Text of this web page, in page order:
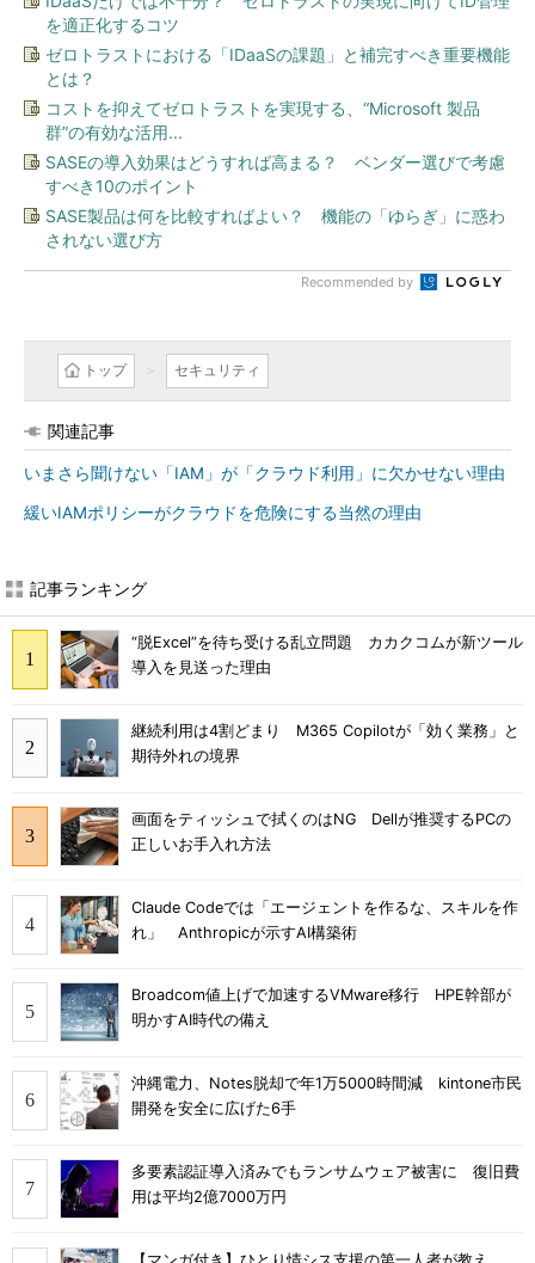
を適正化するコツ
ゼロトラストにおける「IDaaSの課題」と補完すべき重要機能
とは？
コストを抑えてゼロトラストを実現する、“Microsoft 製品
群”の有効な活用...
SASEの導入効果はどうすれば高まる？ ベンダー選びで考慮
すべき10のポイント
SASE製品は何を比較すればよい？ 機能の「ゆらぎ」に惑わ
されない選び方
Recommended by
トップ セキュリティ
関連記事
いまさら聞けない「IAM」が「クラウド利用」に欠かせない理由
緩いIAMポリシーがクラウドを危険にする当然の理由
記事ランキング
“脱Excel”を待ち受ける乱立問題 カカクコムが新ツール
導入を見送った理由
継続利用は4割どまり M365 Copilotが「効く業務」と
期待外れの境界
画面をティッシュで拭くのはNG Dellが推奨するPCの
正しいお手入れ方法
Claude Codeでは「エージェントを作るな、スキルを作
れ」 Anthropicが示すAI構築術
Broadcom値上げで加速するVMware移行 HPE幹部が
明かすAI時代の備え
沖縄電力、Notes脱却で年1万5000時間減 kintone市民
開発を安全に広げた6手
多要素認証導入済みでもランサムウェア被害に 復旧費
用は平均2億7000万円